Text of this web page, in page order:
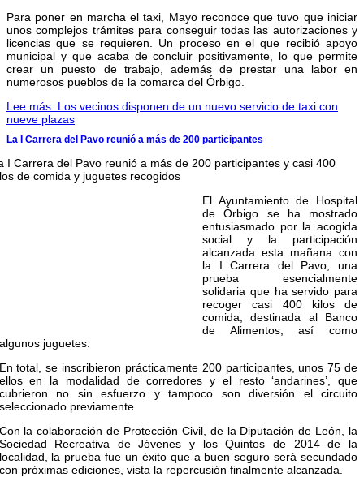
Para poner en marcha el taxi, Mayo reconoce que tuvo que iniciar
unos complejos trámites para conseguir todas las autorizaciones y
licencias que se requieren. Un proceso en el que recibió apoyo
municipal y que acaba de concluir positivamente, lo que permite
crear un puesto de trabajo, además de prestar una labor en
numerosos pueblos de la comarca del Órbigo.
Lee más: Los vecinos disponen de un nuevo servicio de taxi con
nueve plazas
La I Carrera del Pavo reunió a más de 200 participantes
I Carrera del Pavo reunió a más de 200 participantes y casi 400
de comida y juguetes recogidos
El Ayuntamiento de Hospital
de Órbigo se ha mostrado
entusiasmado por la acogida
social y la participación
alcanzada esta mañana con
la I Carrera del Pavo, una
prueba esencialmente
solidaria que ha servido para
recoger casi 400 kilos de
comida, destinada al Banco
de Alimentos, así como
juguetes.
total, se inscribieron prácticamente 200 participantes, unos 75 de
en la modalidad de corredores y el resto ‘andarines’, que
no sin esfuerzo y tampoco son diversión el circuito
previamente.
la colaboración de Protección Civil, de la Diputación de León, la
Recreativa de Jóvenes y los Quintos de 2014 de la
la prueba fue un éxito que a buen seguro será secundado
próximas ediciones, vista la repercusión finalmente alcanzada.